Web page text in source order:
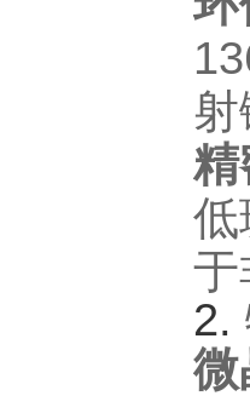
精
于
2. ‌